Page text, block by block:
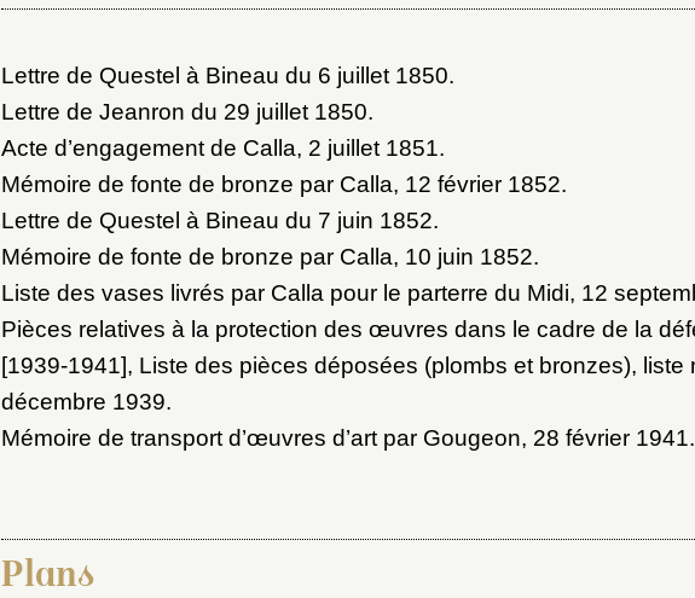
Lettre de Questel à Bineau du 6 juillet 1850.
Lettre de Jeanron du 29 juillet 1850.
Acte d’engagement de Calla, 2 juillet 1851.
Mémoire de fonte de bronze par Calla, 12 février 1852.
Lettre de Questel à Bineau du 7 juin 1852.
Mémoire de fonte de bronze par Calla, 10 juin 1852.
Liste des vases livrés par Calla pour le parterre du Midi, 12
Pièces relatives à la protection des œuvres dans le cadre de la
[1939-1941], Liste des pièces déposées (plombs et bronzes), liste
décembre 1939.
Mémoire de transport d’œuvres d’art par Gougeon, 28 février 1941.
Plans